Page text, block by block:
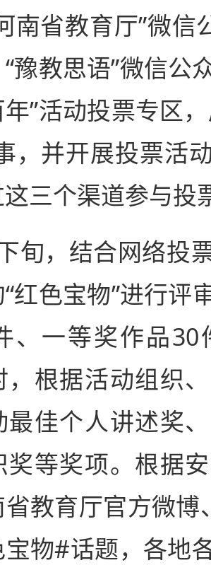
南省教育厅”微信
豫教思语”微信公
”活动投票专区
，并开展投票活
三个渠道参与投
，结合网络投
红色宝物”进行评
、一等奖作品
，根据活动组织
最佳个人讲述奖
奖等奖项。根据
教育厅官方微
物#话题，各地